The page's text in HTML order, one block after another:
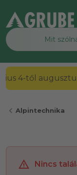
4-től
chevron_left Alpintechnika
Nincs